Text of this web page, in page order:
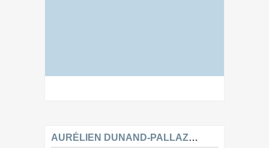
AURÉLIEN DUNAND-PALLAZ